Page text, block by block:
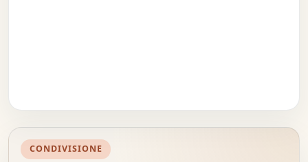
CONDIVISIONE